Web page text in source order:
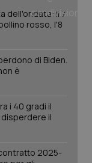
dell'ondata: il 7
rosso, l'8
di Biden.
è
i 40 gradi il
il
2025-